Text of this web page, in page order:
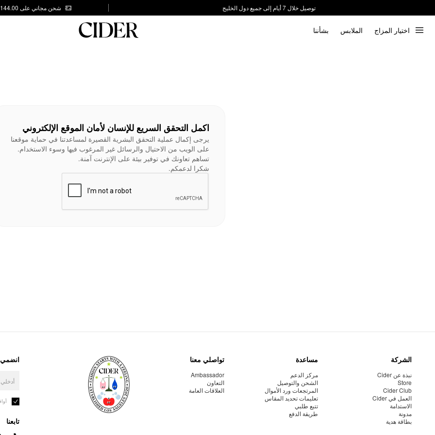
توصيل خلال 7 أيام إلى جميع دول الخليج
شحن مجاني على AED 144.00
اختيار المزاج الملابس بشأننا
اكمل التحقق السريع للإنسان لأمان الموقع الإلكتروني
يرجى إكمال عملية التحقق البشرية القصيرة لمساعدتنا في حماية موقعنا
على الويب من الاحتيال والرسائل غير المرغوب فيها وسوء الاستخدام.
تساهم تعاونك في توفير بيئة على الإنترنت آمنة.
شكرا لدعمكم.
الشركة
نبذة عن Cider
Store
Cider Club
العمل في Cider
الاستدامة
مدونة
بطاقة هدية
مساعدة
مركز الدعم
الشحن والتوصيل
المرتجعات ورد الأموال
تعليمات تحديد المقاس
تتبع طلبي
طريقة الدفع
تواصلي معنا
Ambassador
التعاون
العلاقات العامة
انضمي
تابعنا